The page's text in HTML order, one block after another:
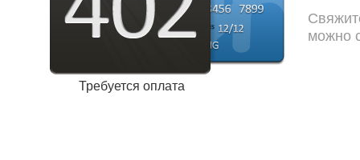
Требуется оплата
можно